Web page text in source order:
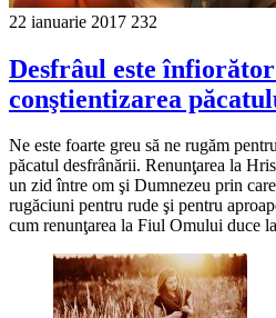
22 ianuarie 2017 232
Desfrâul este
conştientizarea
Ne este foarte greu să ne rugăm
păcatul desfrânării. Renunţarea la
un zid între om şi Dumnezeu prin
rugăciuni pentru rude şi pentru
cum renunţarea la Fiul Omului duce